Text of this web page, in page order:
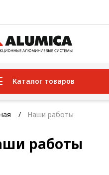
Каталог товаров
конструкционного
трубная
Наши работы
работы